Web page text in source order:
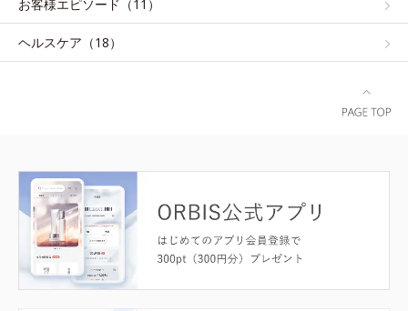
お客様エピソード（11）
ヘルスケア（18）